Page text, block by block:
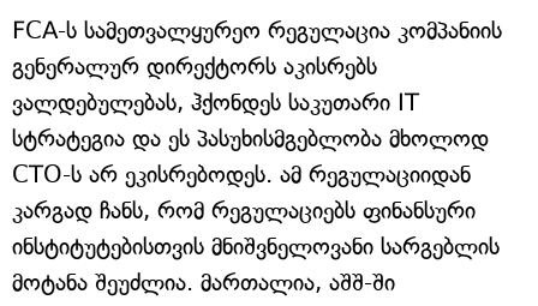
FCA-ს სამეთვალყურეო რეგულაცია კომპანიის
გენერალურ დირექტორს აკისრებს
ვალდებულებას, ჰქონდეს საკუთარი IT
სტრატეგია და ეს პასუხისმგებლობა მხოლოდ
CTO-ს არ ეკისრებოდეს. ამ რეგულაციიდან
კარგად ჩანს, რომ რეგულაციებს ფინანსური
ინსტიტუტებისთვის მნიშვნელოვანი სარგებლის
მოტანა შეუძლია. მართალია, აშშ-ში